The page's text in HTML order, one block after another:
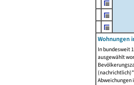
Wohnungen
In bundesweit
ausgewählt
Abweichungen